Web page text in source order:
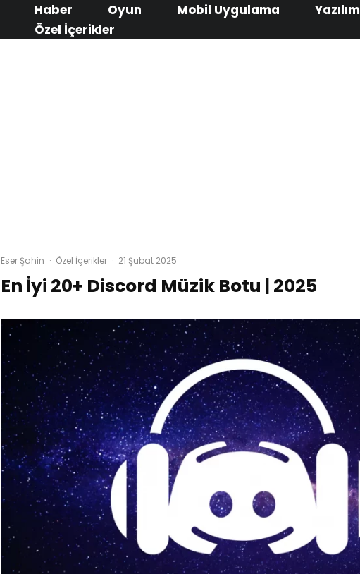
Haber Oyun Mobil Uygulama Yazılım
Özel İçerikler
Eser Şahin · Özel İçerikler · 21 Şubat 2025
En İyi 20+ Discord Müzik Botu | 2025